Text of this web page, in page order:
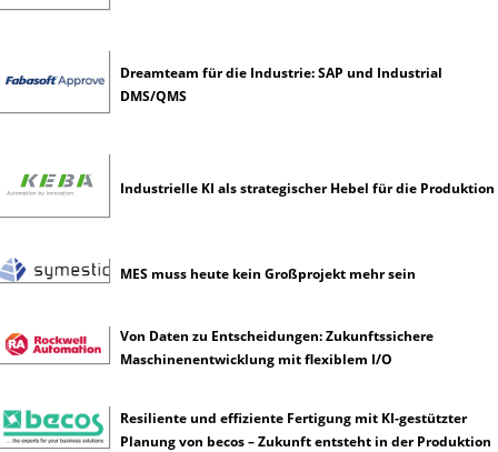
h
n
l
i
g
n
z
Dreamteam für die Industrie: SAP und Industrial
DMS/QMS
Industrielle KI als strategischer Hebel für die Produktion
MES muss heute kein Großprojekt mehr sein
Von Daten zu Entscheidungen: Zukunftssichere
Maschinenentwicklung mit flexiblem I/O
Resiliente und effiziente Fertigung mit KI-gestützter
Planung von becos – Zukunft entsteht in der Produktion